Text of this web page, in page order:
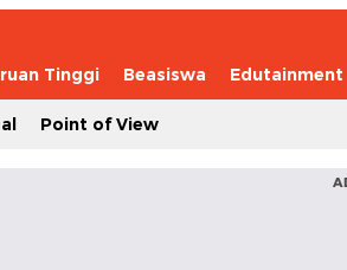
Tinggi Beasiswa Edutainment
Point of View